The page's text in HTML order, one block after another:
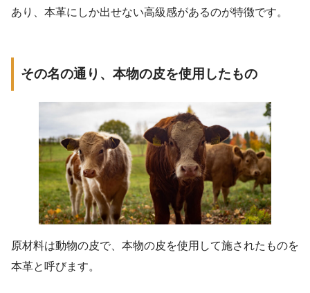
あり、本革にしか出せない高級感があるのが特徴です。
その名の通り、本物の皮を使用したもの
原材料は動物の皮で、本物の皮を使用して施されたものを
本革と呼びます。